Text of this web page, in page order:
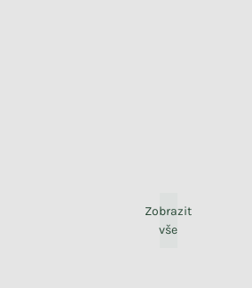
Zobrazit
vše